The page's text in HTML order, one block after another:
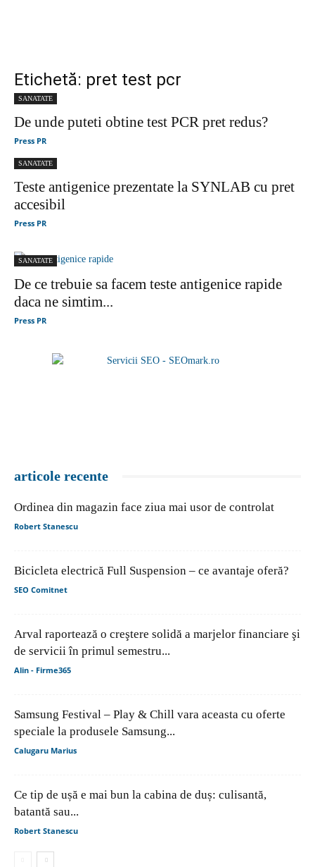
Etichetă: pret test pcr
SANATATE
De unde puteti obtine test PCR pret redus?
Press PR
SANATATE
Teste antigenice prezentate la SYNLAB cu pret
accesibil
Press PR
SANATATE
De ce trebuie sa facem teste antigenice rapide
daca ne simtim...
Press PR
articole recente
Ordinea din magazin face ziua mai usor de controlat
Robert Stanescu
Bicicleta electrică Full Suspension – ce avantaje oferă?
SEO Comitnet
Arval raportează o creştere solidă a marjelor financiare şi
de servicii în primul semestru...
Alin - Firme365
Samsung Festival – Play & Chill vara aceasta cu oferte
speciale la produsele Samsung...
Calugaru Marius
Ce tip de ușă e mai bun la cabina de duș: culisantă,
batantă sau...
Robert Stanescu